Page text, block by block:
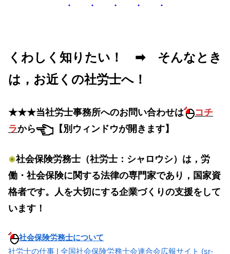
・ ・ ・ ・ ・
くわしく知りたい！ ➡ そんなとき
は，お近くの社労士へ！
★★★当社労士事務所へのお問い合わせは
コチ
ラから 【別ウィンドウが開きます】
社会保険労務士（社労士：シャロウシ）は，労
働・社会保険に関する法律の専門家であり，国家資
格者です。人を大切にする企業づくりの支援をして
います！
社会保険労務士について
社労士の仕事 | 全国社会保険労務士会連合会広報サイト (sr-